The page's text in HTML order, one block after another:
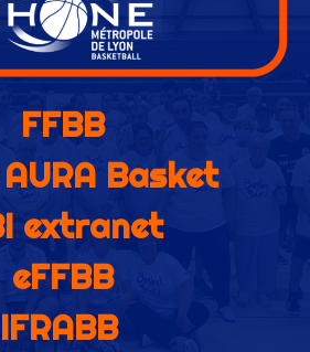
FFBB
Basket
extranet
eFFBB
IFRABB